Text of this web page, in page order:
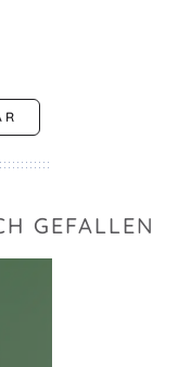
GEFALLEN